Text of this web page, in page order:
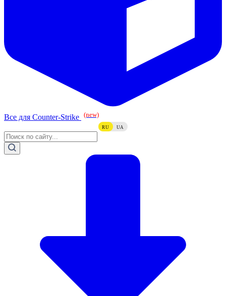
Все для Counter-Strike (new)
RU UA